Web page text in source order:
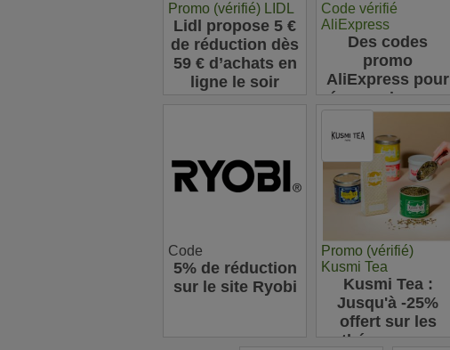
Promo (vérifié) LIDL
Lidl propose 5 €
de réduction dès
59 € d’achats en
ligne le soir
Code vérifié
AliExpress
Des codes
promo
AliExpress pour
économiser sur
vos achats en
ligne : jusqu'à
63€
Code
5% de réduction
sur le site Ryobi
Promo (vérifié)
Kusmi Tea
Kusmi Tea :
Jusqu'à -25%
offert sur les
thés en vrac